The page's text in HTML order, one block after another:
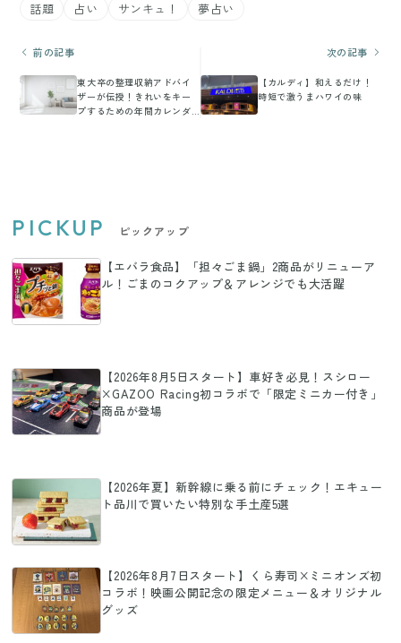
話題 占い サンキュ！ 夢占い
前の記事
東大卒の整理収納アドバイ
ザーが伝授！きれいをキー
プするための年間カレンダ
次の記事
【カルディ】和えるだけ！
時短で激うまハワイの味
PICKUP ピックアップ
【エバラ食品】「担々ごま鍋」2商品がリニューア
ル！ごまのコクアップ＆アレンジでも大活躍
【2026年8月5日スタート】車好き必見！スシロー
×GAZOO Racing初コラボで「限定ミニカー付き」
商品が登場
【2026年夏】新幹線に乗る前にチェック！エキュー
ト品川で買いたい特別な手土産5選
【2026年8月7日スタート】くら寿司×ミニオンズ初
コラボ！映画公開記念の限定メニュー＆オリジナル
グッズ